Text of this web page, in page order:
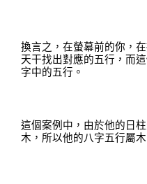
換言之，在螢幕前的你，
天干找出對應的五行 ，而
字中的五行 。
這個案例中，由於他的日
木，所以他的八字五行屬木